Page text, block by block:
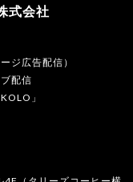
式会社
ジ広告配信）
配信
」